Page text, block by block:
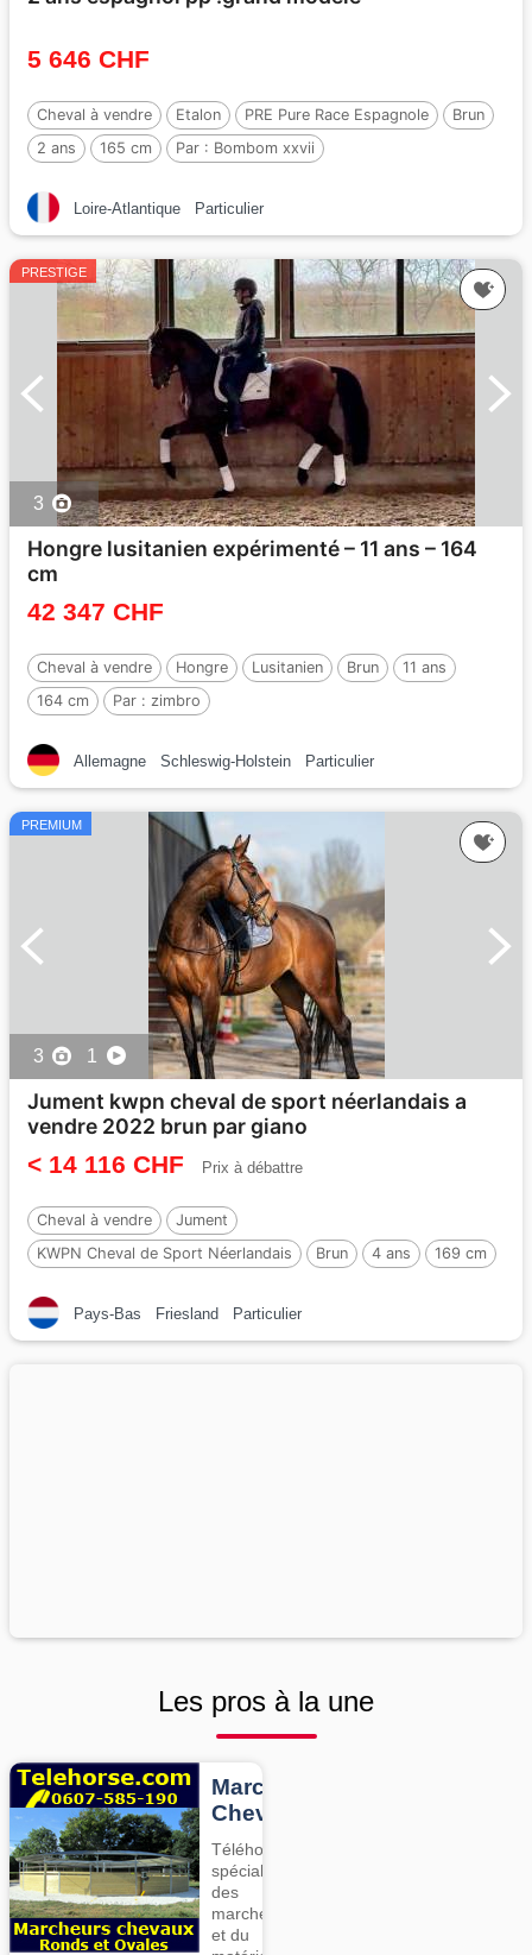
5 646 CHF
Cheval à vendre Etalon PRE Pure Race Espagnole
Brun
2 ans
165 cm Par : Bombom xxvii
Loire-Atlantique Particulier
PRESTIGE
3
Hongre lusitanien expérimenté – 11 ans – 164
cm
42 347 CHF
Cheval à vendre Hongre Lusitanien Brun
11 ans
164 cm
Par : zimbro
Allemagne Schleswig-Holstein Particulier
PREMIUM
3 1
Jument kwpn cheval de sport néerlandais a
vendre 2022 brun par giano
< 14 116 CHF Prix à débattre
Cheval à vendre
Jument
KWPN Cheval de Sport Néerlandais
Brun 4 ans
169 cm
Pays-Bas
Friesland Particulier
Les pros à la une
Marcheurs
Chevaux
Téléhorse,
spécialiste
des
marcheurs
et du